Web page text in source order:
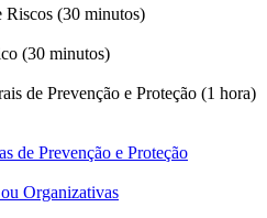
(30 minutos)
(30 minutos)
de Prevenção e Proteção (1 hora)
de Prevenção e Proteção
Organizativas